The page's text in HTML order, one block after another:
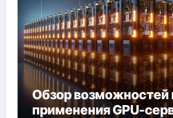
Обзор возможностей
применения GPU-